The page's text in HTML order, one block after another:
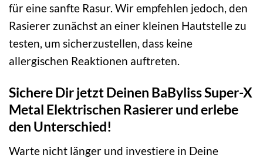
für eine sanfte Rasur. Wir empfehlen jedoch, den
Rasierer zunächst an einer kleinen Hautstelle zu
testen, um sicherzustellen, dass keine
allergischen Reaktionen auftreten.
Sichere Dir jetzt Deinen BaByliss Super-X
Metal Elektrischen Rasierer und erlebe
den Unterschied!
Warte nicht länger und investiere in Deine